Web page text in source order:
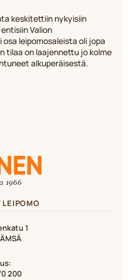
keskitettiin nykyisiin
Valion
leipomosaleista oli jopa
tilaa on laajennettu jo kolme
alkuperäisestä.
LEIPOMO
1
200